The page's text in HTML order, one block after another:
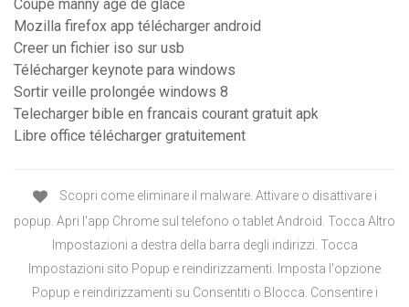
Coupe manny age de glace
Mozilla firefox app télécharger android
Creer un fichier iso sur usb
Télécharger keynote para windows
Sortir veille prolongée windows 8
Telecharger bible en francais courant gratuit apk
Libre office télécharger gratuitement
Scopri come eliminare il malware. Attivare o disattivare i
popup. Apri l'app Chrome sul telefono o tablet Android. Tocca Altro
Impostazioni a destra della barra degli indirizzi. Tocca
Impostazioni sito Popup e reindirizzamenti. Imposta l'opzione
Popup e reindirizzamenti su Consentiti o Blocca. Consentire i